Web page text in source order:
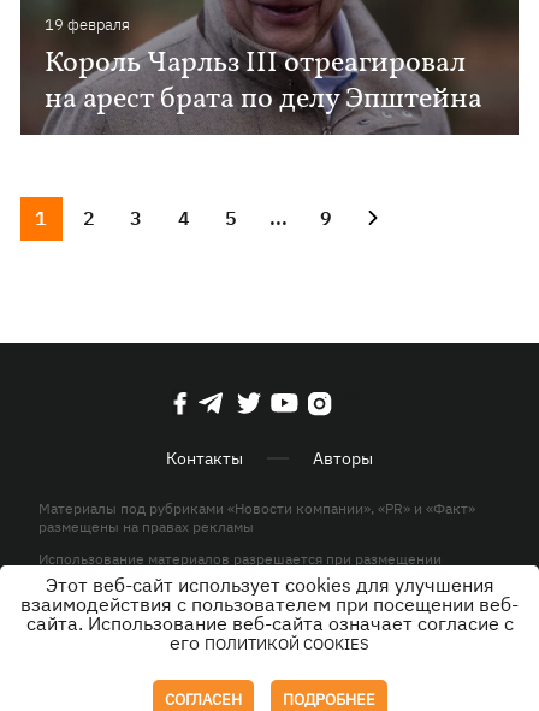
19 февраля
Король Чарльз III отреагировал
на арест брата по делу Эпштейна
1 2 3 4 5 ... 9
Контакты Авторы
Материалы под рубриками «Новости компании», «PR» и «Факт»
размещены на правах рекламы
Использование материалов разрешается при размещении
активной гиперссылки на KP.UA в первом абзаце.
© ООО «ЮЛАВ МЕДИА»,2026. Все права защищены.
Этот веб-сайт использует cookies для улучшения
взаимодействия с пользователем при посещении веб-
сайта. Использование веб-сайта означает согласие с
его ПОЛИТИКОЙ COOKIES
СОГЛАСЕН ПОДРОБНЕЕ